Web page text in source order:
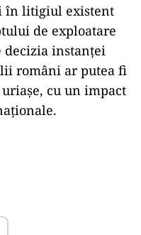
în litigiul existent
de exploatare
instanței
români ar putea fi
cu un impact